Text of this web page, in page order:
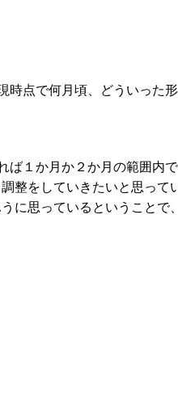
点で何月頃、どういった
１か月か２か月の範囲内
整をしていきたいと思って
に思っているということで